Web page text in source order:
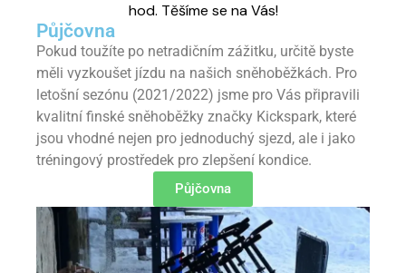
hod. Těšíme se na Vás!
Půjčovna
Pokud toužíte po netradičním zážitku, určitě byste
měli vyzkoušet jízdu na našich sněhoběžkách. Pro
letošní sezónu (2021/2022) jsme pro Vás připravili
kvalitní finské sněhoběžky značky Kickspark, které
jsou vhodné nejen pro jednoduchý sjezd, ale i jako
tréningový prostředek pro zlepšení kondice.
Půjčovna